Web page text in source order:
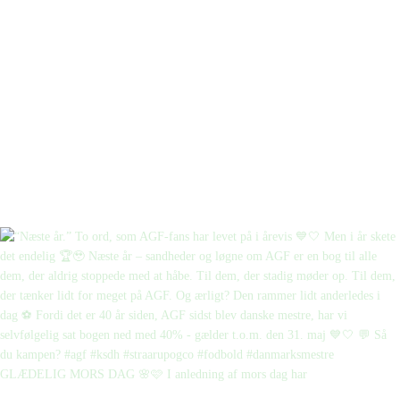
GLÆDELIG MORS DAG 🌸🩷 I anledning af mors dag har